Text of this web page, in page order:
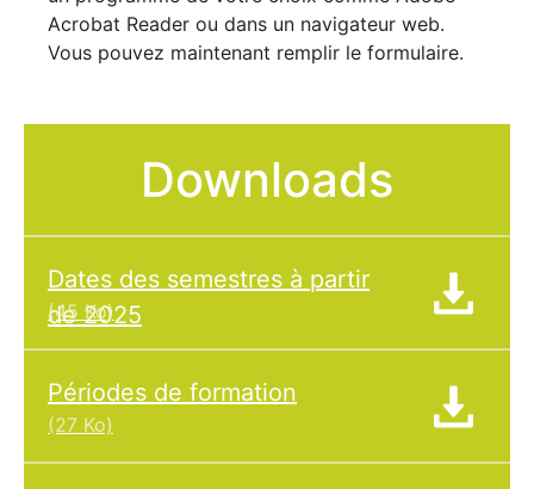
Acrobat Reader ou dans un navigateur web.
Vous pouvez maintenant remplir le formulaire.
Downloads
Dates des semestres à partir
de 2025
(45 Ko)
Périodes de formation
(27 Ko)